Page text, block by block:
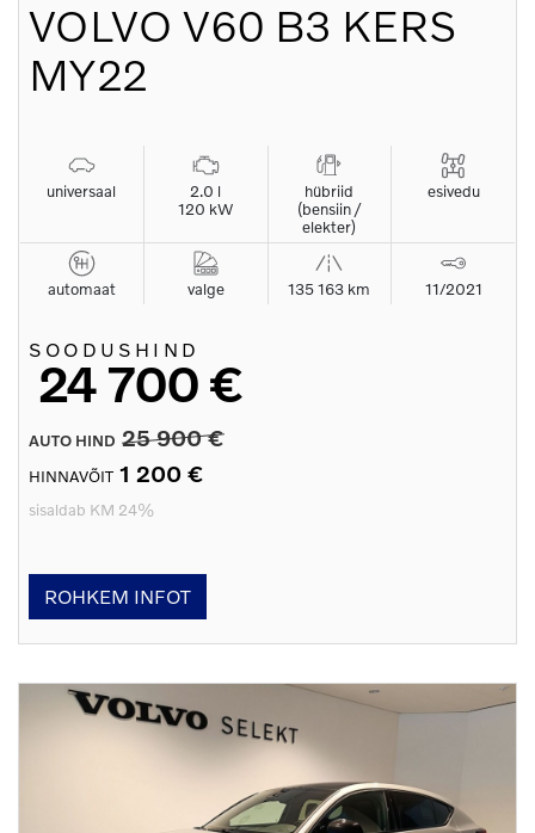
VOLVO V60 B3 KERS
MY22
universaal
2.0 l
120 kW
hübriid
(bensiin /
elekter)
esivedu
automaat valge 135 163 km 11/2021
SOODUSHIND
24 700 €
AUTO HIND 25 900 €
HINNAVÕIT 1 200 €
sisaldab KM 24%
ROHKEM INFOT